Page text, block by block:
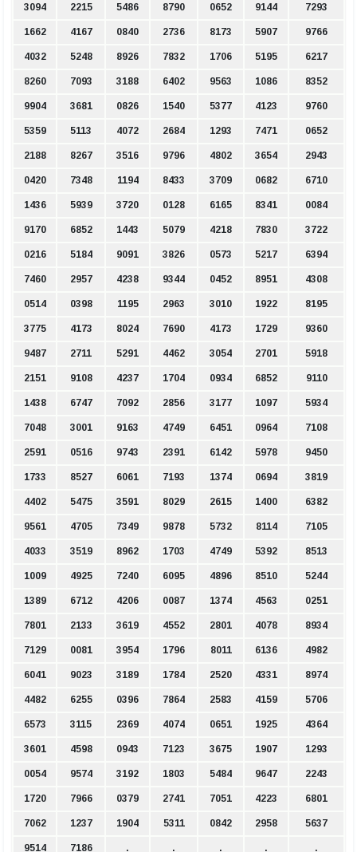
3094 2215 5486 8790 0652 9144 7293
1662 4167 0840 2736 8173 5907 9766
4032 5248 8926 7832 1706 5195 6217
8260 7093 3188 6402 9563 1086 8352
9904 3681 0826 1540 5377 4123 9760
5359 5113 4072 2684 1293 7471 0652
2188 8267 3516 9796 4802 3654 2943
0420 7348 1194 8433 3709 0682 6710
1436 5939 3720 0128 6165 8341 0084
9170 6852 1443 5079 4218 7830 3722
0216 5184 9091 3826 0573 5217 6394
7460 2957 4238 9344 0452 8951 4308
0514 0398 1195 2963 3010 1922 8195
3775 4173 8024 7690 4173 1729 9360
9487 2711 5291 4462 3054 2701 5918
2151 9108 4237 1704 0934 6852 9110
1438 6747 7092 2856 3177 1097 5934
7048 3001 9163 4749 6451 0964 7108
2591 0516 9743 2391 6142 5978 9450
1733 8527 6061 7193 1374 0694 3819
4402 5475 3591 8029 2615 1400 6382
9561 4705 7349 9878 5732 8114 7105
4033 3519 8962 1703 4749 5392 8513
1009 4925 7240 6095 4896 8510 5244
1389 6712 4206 0087 1374 4563 0251
7801 2133 3619 4552 2801 4078 8934
7129 0081 3954 1796 8011 6136 4982
6041 9023 3189 1784 2520 4331 8974
4482 6255 0396 7864 2583 4159 5706
6573 3115 2369 4074 0651 1925 4364
3601 4598 0943 7123 3675 1907 1293
0054 9574 3192 1803 5484 9647 2243
1720 7966 0379 2741 7051 4223 6801
7062 1237 1904 5311 0842 2958 5637
9514 7186 . . . . .